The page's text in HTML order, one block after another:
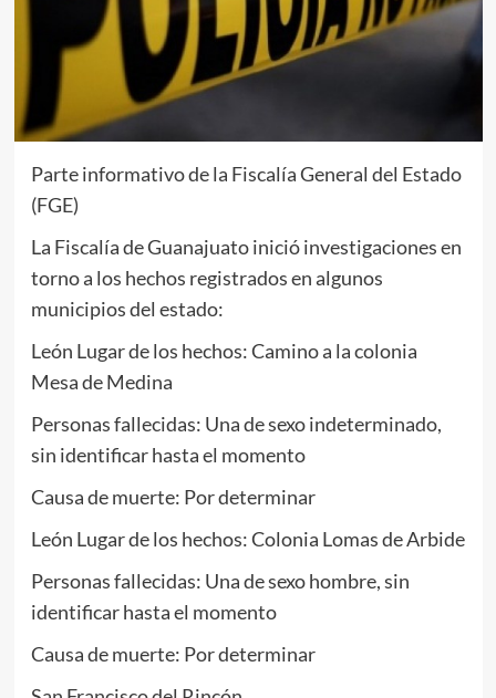
Parte informativo de la Fiscalía General del Estado
(FGE)
La Fiscalía de Guanajuato inició investigaciones en
torno a los hechos registrados en algunos
municipios del estado:
León Lugar de los hechos: Camino a la colonia
Mesa de Medina
Personas fallecidas: Una de sexo indeterminado,
sin identificar hasta el momento
Causa de muerte: Por determinar
León Lugar de los hechos: Colonia Lomas de Arbide
Personas fallecidas: Una de sexo hombre, sin
identificar hasta el momento
Causa de muerte: Por determinar